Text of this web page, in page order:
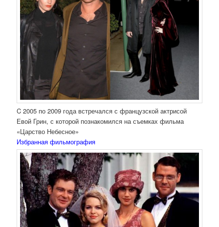
C 2005 по 2009 года встречался с французской актрисой
Евой Грин, с которой познакомился на съемках фильма
«Царство Небесное»
Избранная фильмография